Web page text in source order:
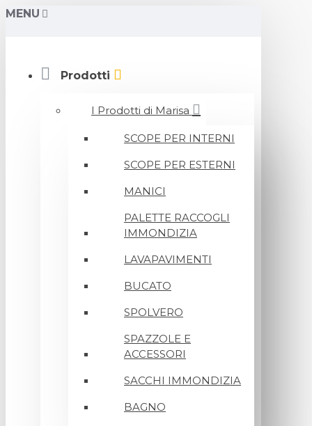
MENU
Prodotti
I Prodotti di Marisa
SCOPE PER INTERNI
SCOPE PER ESTERNI
MANICI
PALETTE RACCOGLI
IMMONDIZIA
LAVAPAVIMENTI
BUCATO
SPOLVERO
SPAZZOLE E
ACCESSORI
SACCHI IMMONDIZIA
BAGNO